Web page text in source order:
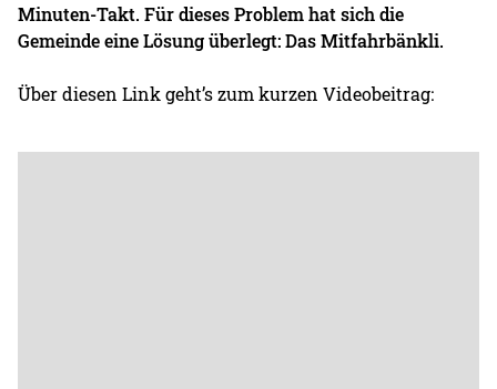
Minuten-Takt. Für dieses Problem hat sich die
Gemeinde eine Lösung überlegt: Das Mitfahrbänkli.
Über diesen Link geht’s zum kurzen Videobeitrag: